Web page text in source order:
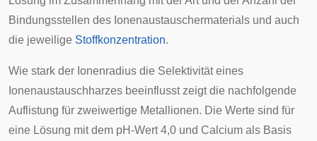
Bindungsstellen des Ionenaustauschermaterials und auch
die jeweilige Stoffkonzentration.
Wie stark der Ionenradius die Selektivität eines
Ionenaustauschharzes beeinflusst zeigt die nachfolgende
Auflistung für zweiwertige Metallionen. Die Werte sind für
eine Lösung mit dem pH-Wert 4,0 und Calcium als Basis